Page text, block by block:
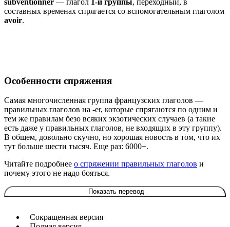
составных временах спрягается со вспомогательным глаголом
avoir.
Особенности спряжения
Самая многочисленная группа французских глаголов —
правильных глаголов на -er, которые спрягаются по одним и
тем же правилам безо всяких экзотических случаев (а такие
есть даже у правильных глаголов, не входящих в эту группу).
В общем, довольно скучно, но хорошая новость в том, что их
тут больше шести тысяч. Еще раз: 6000+.
Читайте подробнее о спряжении правильных глаголов и
почему этого не надо бояться.
Показать перевод
Сокращенная версия